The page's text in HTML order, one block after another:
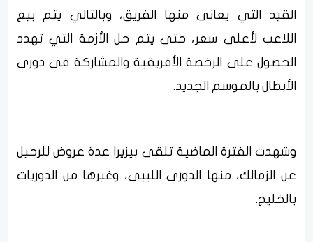
القيد التي يعانى منها الفريق، وبالتالي يتم بيع
اللاعب لأعلى سعر، حتى يتم حل الأزمة التي تهدد
الحصول على الرخصة الأفريقية والمشاركة فى دورى
الأبطال بالموسم الجديد.
وشهدت الفترة الماضية تلقى بيزيرا عدة عروض للرحيل
عن الزمالك، منها الدورى الليبى، وغيرها من الدوريات
بالخليج.